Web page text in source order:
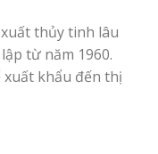
thủy tinh lâu
từ năm 1960.
khẩu đến thị